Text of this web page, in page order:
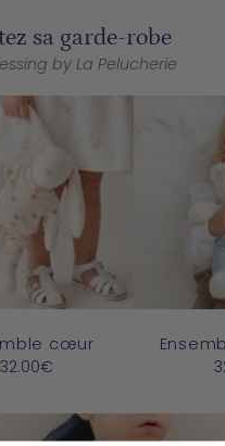
sa garde-robe
by La Pelucherie
cœur
32.00€